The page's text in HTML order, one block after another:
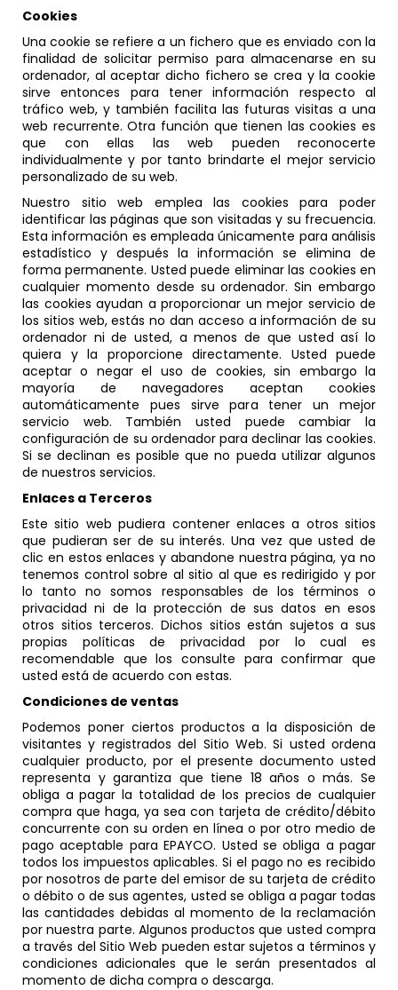
Cookies
Una cookie se refiere a un fichero que es enviado con la
finalidad de solicitar permiso para almacenarse en su
ordenador, al aceptar dicho fichero se crea y la cookie
sirve entonces para tener información respecto al
tráfico web, y también facilita las futuras visitas a una
web recurrente. Otra función que tienen las cookies es
que con ellas las web pueden reconocerte
individualmente y por tanto brindarte el mejor servicio
personalizado de su web.
Nuestro sitio web emplea las cookies para poder
identificar las páginas que son visitadas y su frecuencia.
Esta información es empleada únicamente para análisis
estadístico y después la información se elimina de
forma permanente. Usted puede eliminar las cookies en
cualquier momento desde su ordenador. Sin embargo
las cookies ayudan a proporcionar un mejor servicio de
los sitios web, estás no dan acceso a información de su
ordenador ni de usted, a menos de que usted así lo
quiera y la proporcione directamente. Usted puede
aceptar o negar el uso de cookies, sin embargo la
mayoría de navegadores aceptan cookies
automáticamente pues sirve para tener un mejor
servicio web. También usted puede cambiar la
configuración de su ordenador para declinar las cookies.
Si se declinan es posible que no pueda utilizar algunos
de nuestros servicios.
Enlaces a Terceros
Este sitio web pudiera contener enlaces a otros sitios
que pudieran ser de su interés. Una vez que usted de
clic en estos enlaces y abandone nuestra página, ya no
tenemos control sobre al sitio al que es redirigido y por
lo tanto no somos responsables de los términos o
privacidad ni de la protección de sus datos en esos
otros sitios terceros. Dichos sitios están sujetos a sus
propias políticas de privacidad por lo cual es
recomendable que los consulte para confirmar que
usted está de acuerdo con estas.
Condiciones de ventas
Podemos poner ciertos productos a la disposición de
visitantes y registrados del Sitio Web. Si usted ordena
cualquier producto, por el presente documento usted
representa y garantiza que tiene 18 años o más. Se
obliga a pagar la totalidad de los precios de cualquier
compra que haga, ya sea con tarjeta de crédito/débito
concurrente con su orden en línea o por otro medio de
pago aceptable para EPAYCO. Usted se obliga a pagar
todos los impuestos aplicables. Si el pago no es recibido
por nosotros de parte del emisor de su tarjeta de crédito
o débito o de sus agentes, usted se obliga a pagar todas
las cantidades debidas al momento de la reclamación
por nuestra parte. Algunos productos que usted compra
a través del Sitio Web pueden estar sujetos a términos y
condiciones adicionales que le serán presentados al
momento de dicha compra o descarga.